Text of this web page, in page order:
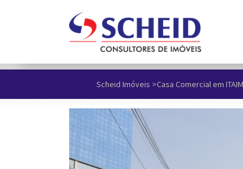
Scheid Imóveis >Casa Comercial em